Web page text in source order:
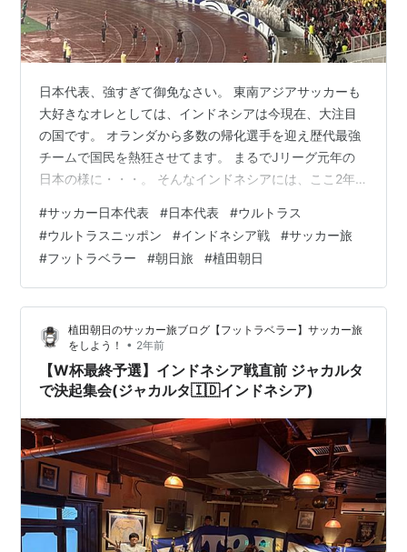
日本代表、強すぎて御免なさい。 東南アジアサッカーも
大好きなオレとしては、インドネシアは今現在、大注目
の国です。 オランダから多数の帰化選手を迎え歴代最強
チームで国民を熱狂させてます。 まるでJリーグ元年の
日本の様に・・・。 そんなインドネシアには、ここ2年
ップでは、日本戦に次に見に行ってる国かもしれませ
ん。 そんなノリに乗ってる国に違いを見せつけ、木っ端
微塵にやっつけました。 もう一度言います。 強過ぎて御
免なさい。笑 ◆動画『【W杯最終予選】大アウェイ イン
ドネシアを楽しみながら完全勝利‼️🇮🇩 #サッカー旅』
(コラソンTV) ◆待ちに…
#サッカー日本代表 #日本代表 #ウルトラス
#ウルトラスニッポン #インドネシア戦 #サッカー旅
#フットラベラー #朝日旅 #植田朝日
植田朝日のサッカー旅ブログ【フットラベラー】サッカー旅
をしよう！
• 2年前
【W杯最終予選】インドネシア戦直前 ジャカルタ
で決起集会(ジャカルタ🇮🇩インドネシア)